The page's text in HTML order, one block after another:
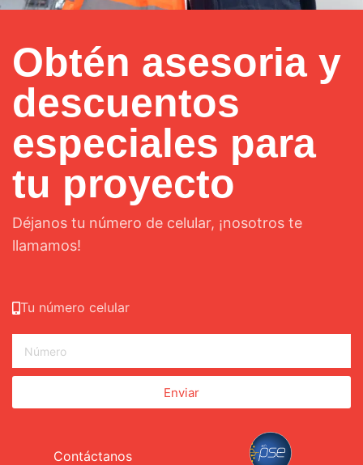
Obtén asesoria y
descuentos
especiales para
tu proyecto
Déjanos tu número de celular, ¡nosotros te
llamamos!
Tu número celular
Enviar
Contáctanos